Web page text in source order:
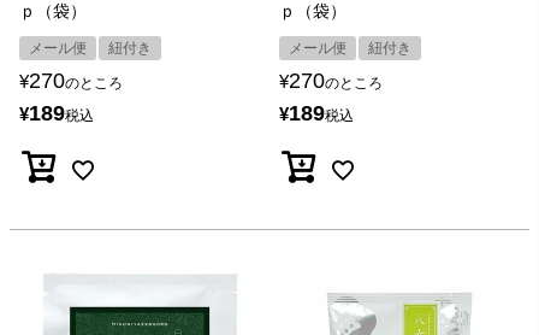
ｐ（袋）
メール便 紐付き
¥270のところ
¥189税込
ｐ（袋）
メール便 紐付き
¥270のところ
¥189税込